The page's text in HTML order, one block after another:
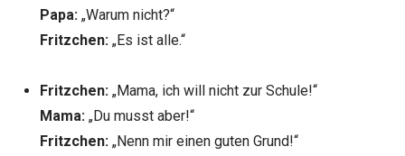
Papa:„Warum nicht?“
Fritzchen:„Es ist alle.“
Fritzchen:„Mama, ich will nicht zur Schule!“
Mama:„Du musst aber!“
Fritzchen:„Nenn mir einen guten Grund!“